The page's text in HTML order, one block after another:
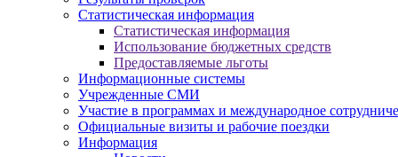
Статистическая информация
Статистическая информация
Использование бюджетных средств
Предоставляемые льготы
Информационные системы
Учрежденные СМИ
Участие в программах и международное
Официальные визиты и рабочие поездки
Информация